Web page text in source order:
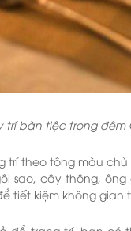
trí bàn tiệc trong
trí theo tông màu
sao, cây thông,
tiết kiệm không gian